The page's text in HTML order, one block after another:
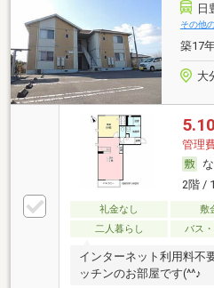
日
その他
築17
大
5.10
管理
2階 /
礼金なし 敷
二人暮らし
バス
インターネット利用料不
ッチンのお部屋です(^^♪